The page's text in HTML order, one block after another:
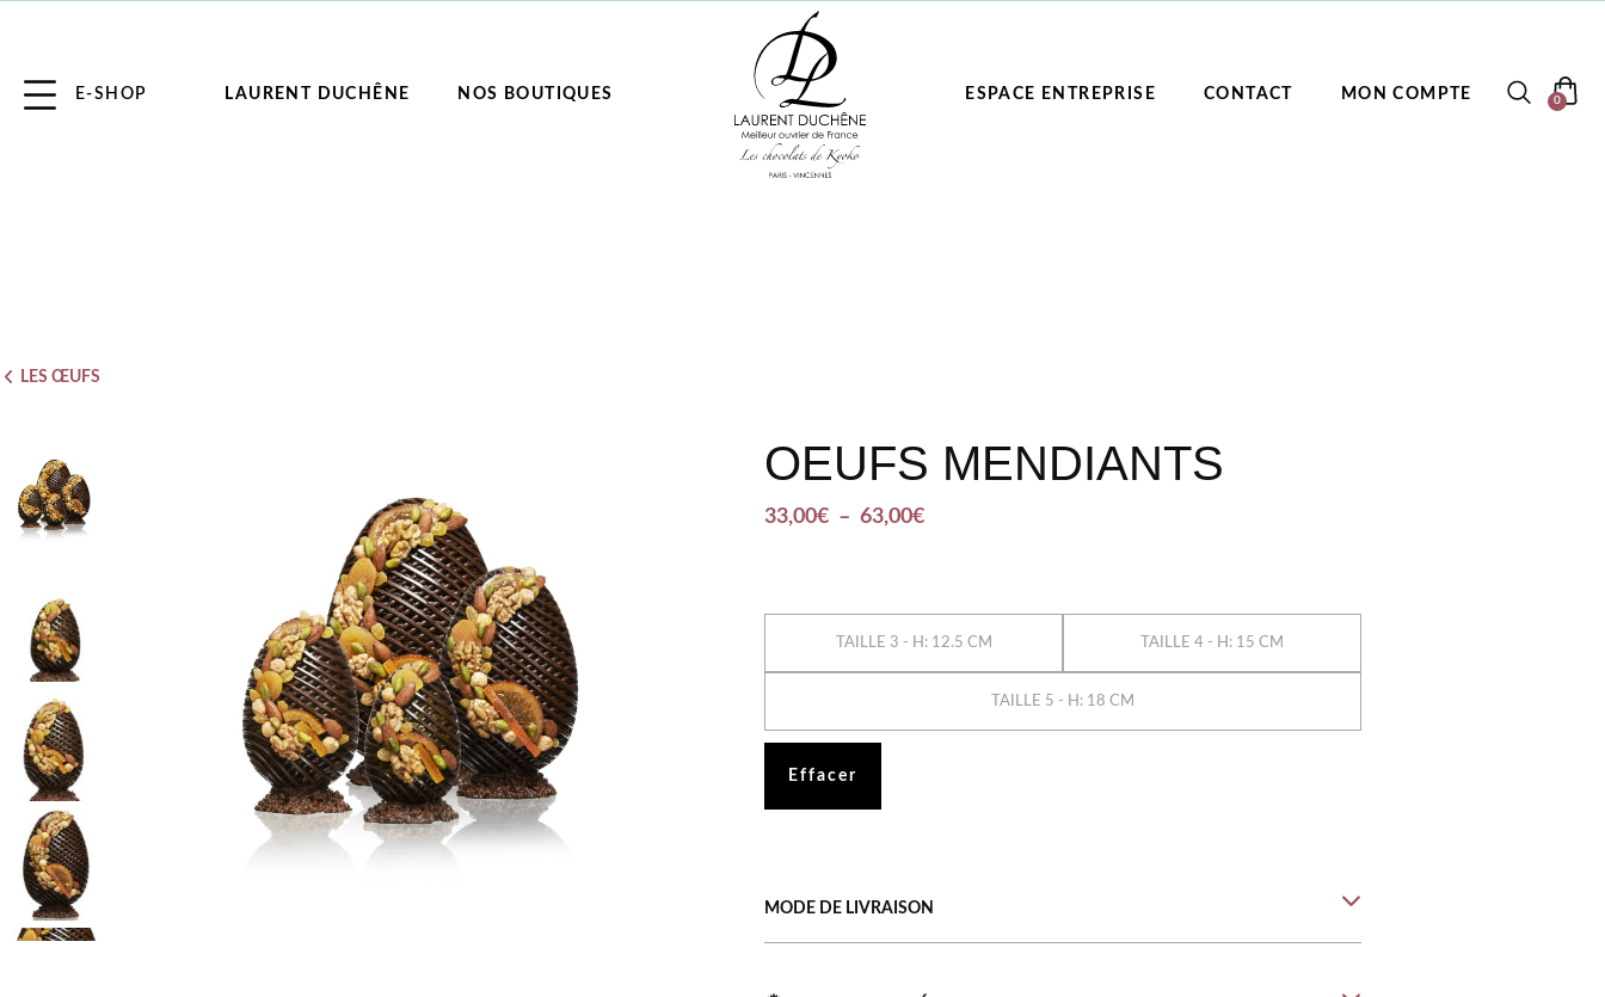
E-SHOP LAURENT DUCHÊNE NOS BOUTIQUES ESPACE ENTREPRISE CONTACT MON COMPTE 0
LES ŒUFS
OEUFS MENDIANTS
33,00€ – 63,00€
TAILLE 3 - H: 12.5 CM TAILLE 4 - H: 15 CM
TAILLE 5 - H: 18 CM
Effacer
MODE DE LIVRAISON